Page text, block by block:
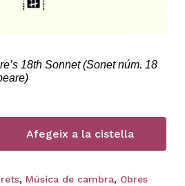
18th Sonnet (Sonet núm. 18
Afegeix a la cistella
, Música de cambra, Obres